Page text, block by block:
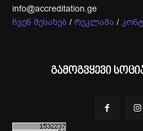
info@accreditation.ge
ჩვენ შესახებ / რეკლამა /
გამოგვყევი